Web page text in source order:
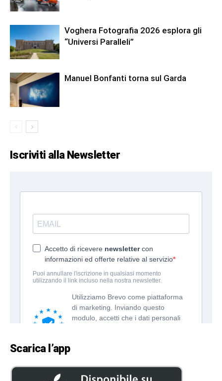
Voghera Fotografia 2026 esplora gli
“Universi Paralleli”
Manuel Bonfanti torna sul Garda
Iscriviti alla Newsletter
Scarica l’app